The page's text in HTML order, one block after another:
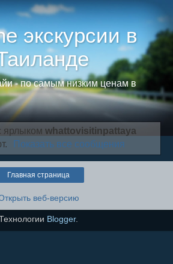
экскурсии в
- по самым низким ценам в
ярлыком whattovisitinpattaya
Показать все сообщения
Главная страница
веб-версию
Blogger.